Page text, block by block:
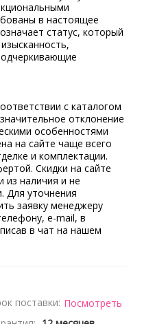
в настоящее
статус, который
с каталогом
отклонение
особенностями
на сайте чаще всего
и комплектации.
Скидки на сайте
из наличия и не
Для уточнения
заявку менеджеру
e-mail, в
в чат на нашем
поставки: Посмотреть